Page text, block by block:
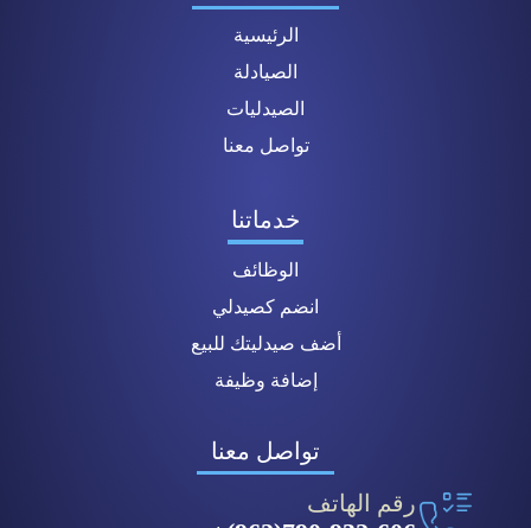
الرئيسية
الصيادلة
الصيدليات
تواصل معنا
خدماتنا
الوظائف
انضم كصيدلي
أضف صيدليتك للبيع
إضافة وظيفة
تواصل معنا
رقم الهاتف